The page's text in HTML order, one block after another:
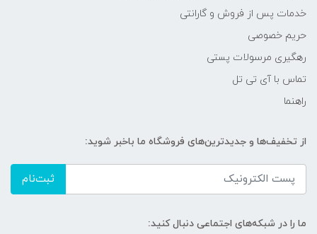
خدمات پس از فروش و گارانتی
حریم خصوصی
رهگیری مرسولات پستی
تماس با آی تی تل
راهنما
از تخفیف‌ها و جدیدترین‌های فروشگاه ما باخبر شوید:
ثبت‌نام
ما را در شبکه‌های اجتماعی دنبال کنید: